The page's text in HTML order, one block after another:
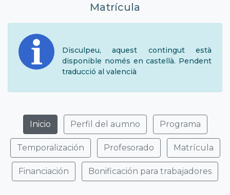
Matrícula
Disculpeu, aquest contingut està
disponible només en castellà. Pendent
traducció al valencià
Inicio Perfil del aumno Programa
Temporalización Profesorado Matrícula
Financiación Bonificación para trabajadores